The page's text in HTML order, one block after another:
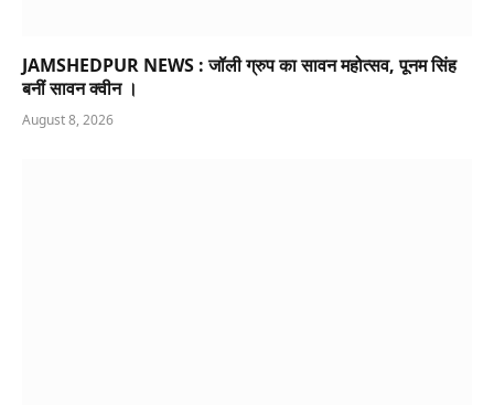
JAMSHEDPUR NEWS : जॉली ग्रुप का सावन महोत्सव, पूनम सिंह
बनीं सावन क्वीन ।
August 8, 2026